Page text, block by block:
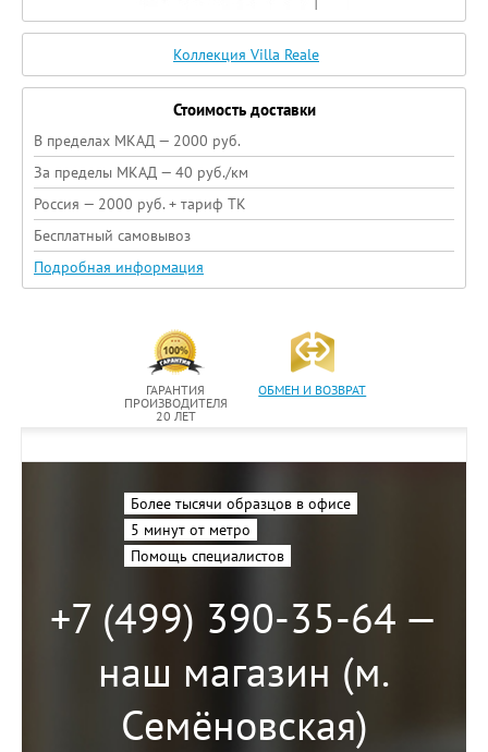
Коллекция Villa Reale
Стоимость доставки
В пределах МКАД — 2000 руб.
За пределы МКАД — 40 руб./км
Россия — 2000 руб. + тариф ТК
Бесплатный самовывоз
Подробная информация
ГАРАНТИЯ
ПРОИЗВОДИТЕЛЯ
20 ЛЕТ
ОБМЕН И ВОЗВРАТ
Более тысячи образцов в офисе
5 минут от метро
Помощь специалистов
+7 (499) 390-35-64 —
наш магазин (м.
Семёновская)